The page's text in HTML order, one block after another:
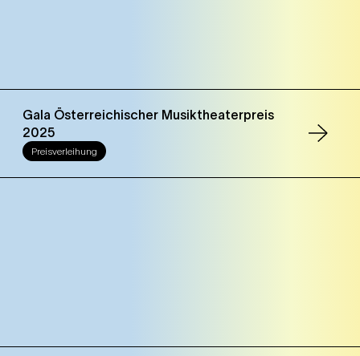
Gala Österreichischer Musiktheaterpreis
2025
Preisverleihung